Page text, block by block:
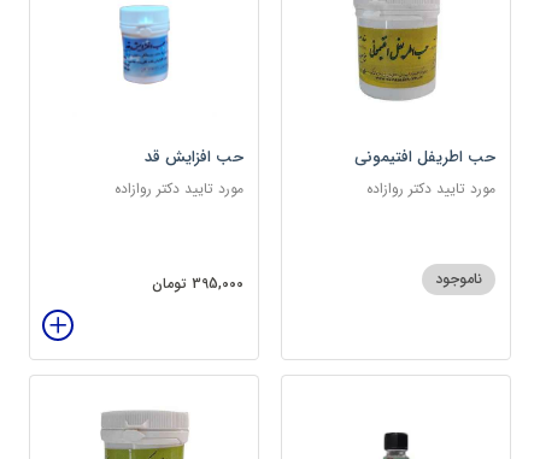
حب اطریفل افتیمونی
مورد تایید دکتر روازاده
ناموجود
حب افزایش قد
مورد تایید دکتر روازاده
395,000 تومان